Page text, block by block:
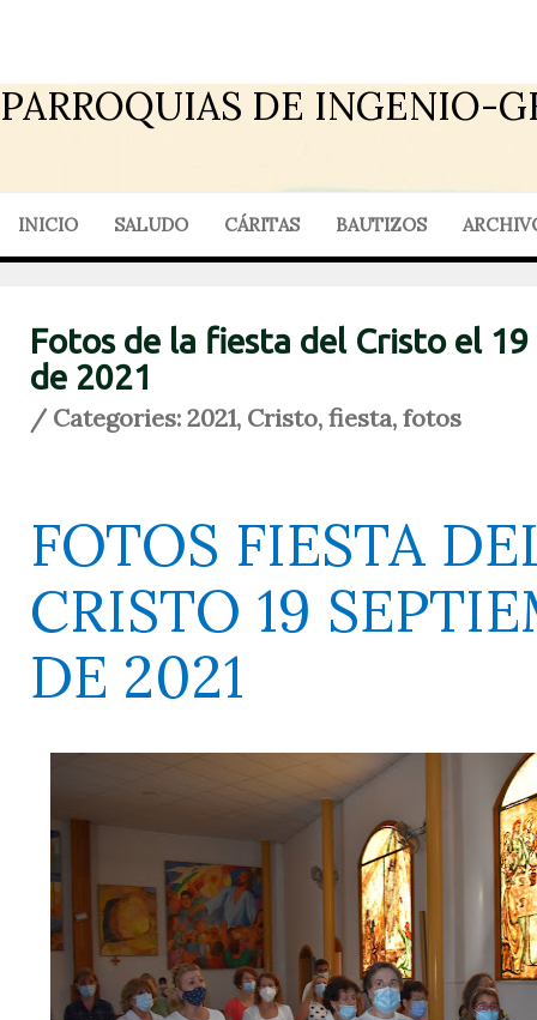
PARROQUIAS DE INGENIO-
INICIO SALUDO CÁRITAS BAUTIZOS
Fotos de la fiesta del Cristo el
de 2021
/ Categories:2021, Cristo,fiesta,fotos
FOTOS FIESTA
CRISTO 19
DE 2021